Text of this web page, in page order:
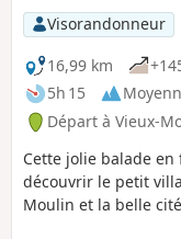
Visorandonneur
16,99 km
5h 15
Départ à Vieux-
Cette jolie balade
découvrir le petit
Moulin et la belle